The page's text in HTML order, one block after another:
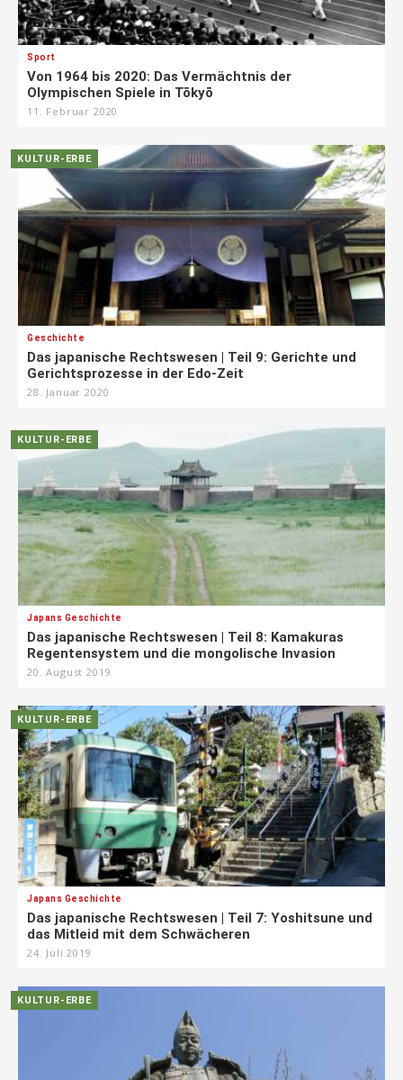
Sport
Von 1964 bis 2020: Das Vermächtnis der
Olympischen Spiele in Tōkyō
11. Februar 2020
KULTUR-ERBE
Geschichte
Das japanische Rechtswesen | Teil 9: Gerichte und
Gerichtsprozesse in der Edo-Zeit
28. Januar 2020
KULTUR-ERBE
Japans Geschichte
Das japanische Rechtswesen | Teil 8: Kamakuras
Regentensystem und die mongolische Invasion
20. August 2019
KULTUR-ERBE
Japans Geschichte
Das japanische Rechtswesen | Teil 7: Yoshitsune und
das Mitleid mit dem Schwächeren
24. Juli 2019
KULTUR-ERBE